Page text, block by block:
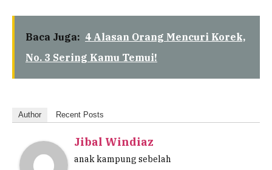
Baca Juga: 4 Alasan Orang Mencuri Korek,
No. 3 Sering Kamu Temui!
Author Recent Posts
Jibal Windiaz
anak kampung sebelah